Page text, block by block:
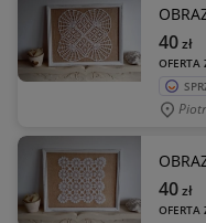
OFERTA
40zł
OFERTA
40zł